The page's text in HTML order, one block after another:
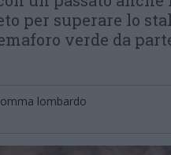
per superare lo
verde da
lombardo